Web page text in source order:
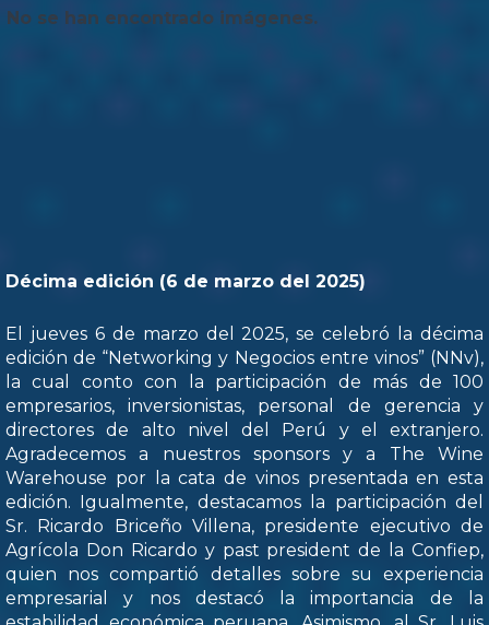
No se han encontrado imágenes.
Décima edición (6 de marzo del 2025)
El jueves 6 de marzo del 2025, se celebró la décima
edición de “Networking y Negocios entre vinos” (NNv),
la cual conto con la participación de más de 100
empresarios, inversionistas, personal de gerencia y
directores de alto nivel del Perú y el extranjero.
Agradecemos a nuestros sponsors y a The Wine
Warehouse por la cata de vinos presentada en esta
edición. Igualmente, destacamos la participación del
Sr. Ricardo Briceño Villena, presidente ejecutivo de
Agrícola Don Ricardo y past president de la Confiep,
quien nos compartió detalles sobre su experiencia
empresarial y nos destacó la importancia de la